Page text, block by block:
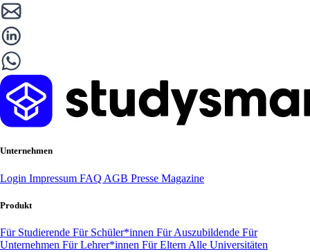
Unternehmen
Login Impressum FAQ AGB Presse Magazine
Produkt
Für Studierende Für Schüler*innen Für Auszubildende Für
Unternehmen Für Lehrer*innen Für Eltern Alle Universitäten